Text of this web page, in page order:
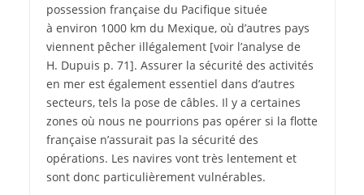
possession française du Pacifique située
à environ 1000 km du Mexique, où d’autres pays
viennent pêcher illégalement [voir l’analyse de
H. Dupuis p. 71]. Assurer la sécurité des activités
en mer est également essentiel dans d’autres
secteurs, tels la pose de câbles. Il y a certaines
zones où nous ne pourrions pas opérer si la flotte
française n’assurait pas la sécurité des
opérations. Les navires vont très lentement et
sont donc particulièrement vulnérables.